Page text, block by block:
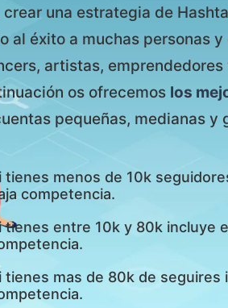
crear una estrategia de
al éxito a muchas personas
artistas,
os ofrecemos los
pequeñas, medianas y
tienes menos de 10k
competencia.
tienes entre 10k y 80k incluye
tienes mas de 80k de seguires